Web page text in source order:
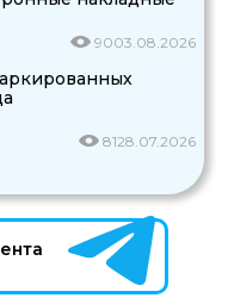
9003.08.2026
8128.07.2026